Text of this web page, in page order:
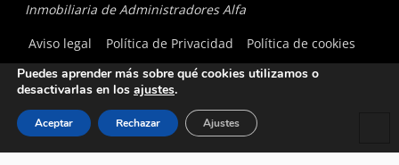
Inmobiliaria de Administradores Alfa
Aviso legal
Política de Privacidad Política de cookies
Utilizamos cookies para ofrecerte la mejor experiencia en
Puedes aprender más sobre qué cookies utilizamos o
desactivarlas en los ajustes.
Aceptar Rechazar Ajustes